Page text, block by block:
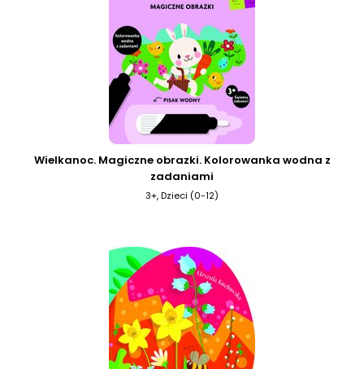
Wielkanoc. Magiczne obrazki. Kolorowanka wodna z
zadaniami
3+, Dzieci (0-12)